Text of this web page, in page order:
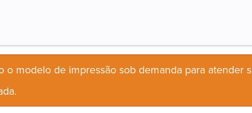
modelo de impressão sob demanda para atender